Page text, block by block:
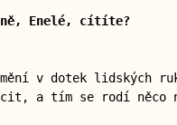
Enelé, cítíte?
v dotek lidských
a tím se rodí něco